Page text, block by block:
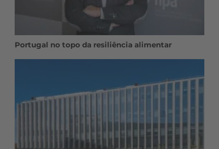
Portugal no topo da resiliência alimentar